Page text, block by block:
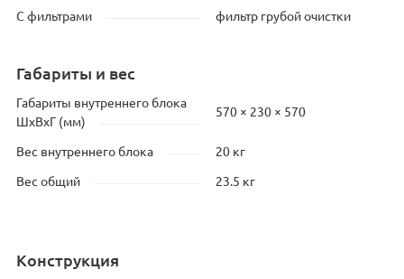
С фильтрами фильтр грубой очистки
Габариты и вес
Габариты внутреннего блока
ШхВхГ (мм)
570 × 230 × 570
Вес внутреннего блока 20 кг
Вес общий 23.5 кг
Конструкция